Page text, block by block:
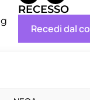
RECESSO
Recedi dal